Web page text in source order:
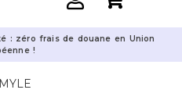
: zéro frais de douane en Union
!